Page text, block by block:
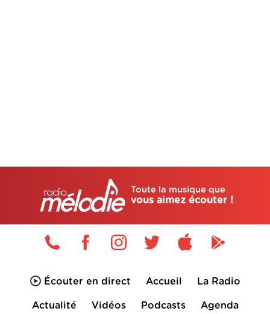
Toute la musique que
vous aimez écouter !
Écouter en direct Accueil La Radio
Actualité Vidéos Podcasts Agenda